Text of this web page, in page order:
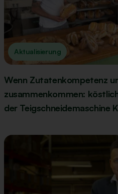
Aktualisierung
Wenn Zutatenkompetenz
zusammenkommen:
der Teigschneidemaschine